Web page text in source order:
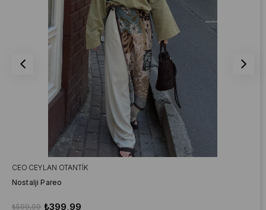
CEO CEYLAN OTANTIK
Nostalji Pareo
₺399,99
₺599,99